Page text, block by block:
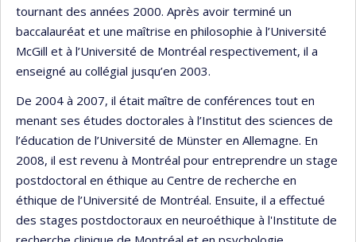
tournant des années 2000. Après avoir terminé un
baccalauréat et une maîtrise en philosophie à l’Université
McGill et à l’Université de Montréal respectivement, il a
enseigné au collégial jusqu’en 2003.
De 2004 à 2007, il était maître de conférences tout en
menant ses études doctorales à l’Institut des sciences de
l’éducation de l’Université de Münster en Allemagne. En
2008, il est revenu à Montréal pour entreprendre un stage
postdoctoral en éthique au Centre de recherche en
éthique de l’Université de Montréal. Ensuite, il a effectué
des stages postdoctoraux en neuroéthique à l'Institute de